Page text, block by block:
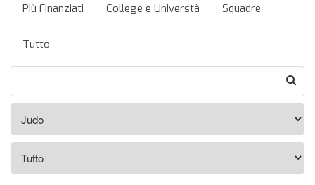
Più Finanziati College e Universtà Squadre
Tutto